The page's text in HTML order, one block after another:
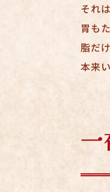
それ
胃も
脂だ
本来